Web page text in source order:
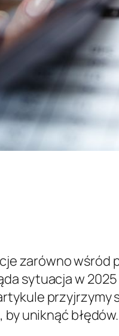
zarówno wśród
sytuacja w
przyjrzymy
uniknąć błędów.